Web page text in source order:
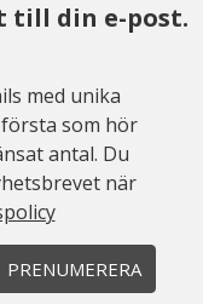
till din e-post.
med unika
som hör
antal. Du
när
PRENUMERERA